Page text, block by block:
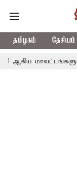
தமிழகம் தேசியம்
கன